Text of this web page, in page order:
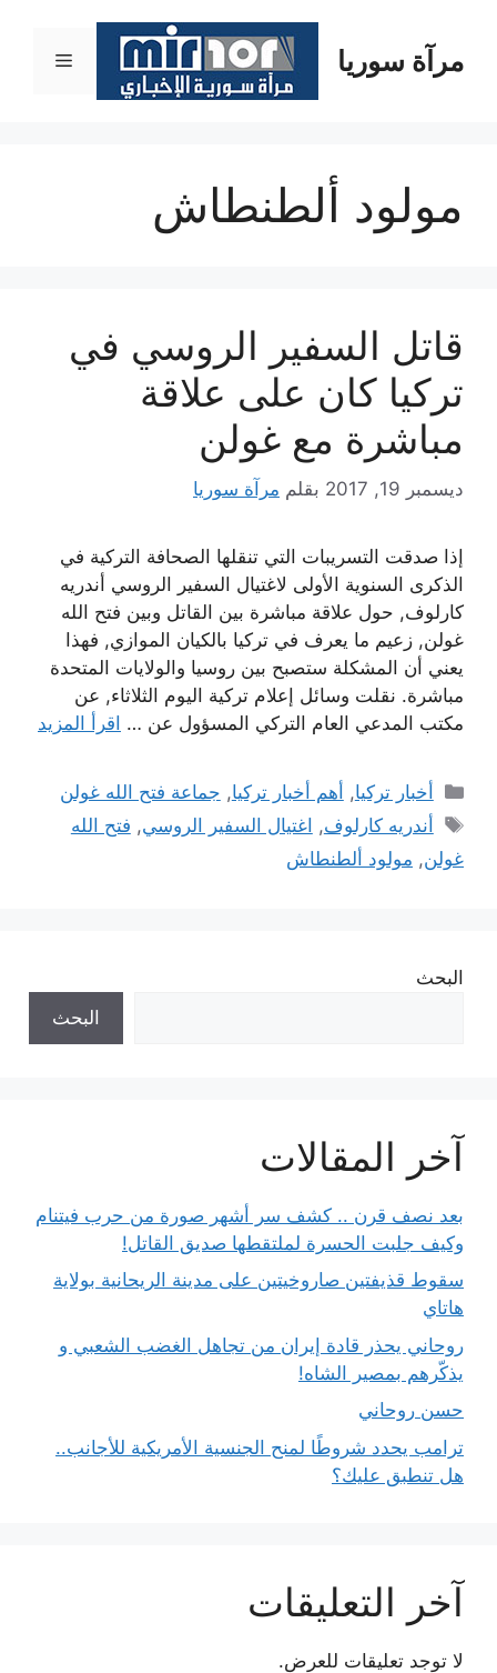
المحتوىمرآة سوريا القائمة
مولود ألطنطاش
قاتل السفير الروسي في
تركيا كان على علاقة
مباشرة مع غولن
ديسمبر 19, 2017 بقلم مرآة سوريا
إذا صدقت التسريبات التي تنقلها الصحافة التركية في
الذكرى السنوية الأولى لاغتيال السفير الروسي أندريه
كارلوف, حول علاقة مباشرة بين القاتل وبين فتح الله
غولن, زعيم ما يعرف في تركيا بالكيان الموازي, فهذا
يعني أن المشكلة ستصبح بين روسيا والولايات المتحدة
مباشرة. نقلت وسائل إعلام تركية اليوم الثلاثاء, عن
مكتب المدعي العام التركي المسؤول عن … اقرأ المزيد
التصنيفات
أخبار تركيا, أهم أخبار تركيا, جماعة فتح الله غولن
الوسوم
أندريه كارلوف, اغتيال السفير الروسي, فتح الله
غولن, مولود ألطنطاش
البحث
البحث
آخر المقالات
بعد نصف قرن .. كشف سر أشهر صورة من حرب فيتنام
وكيف جلبت الحسرة لملتقطها صديق القاتل!
سقوط قذيفتين صاروخيتين على مدينة الريحانية بولاية
هاتاي
روحاني يحذر قادة إيران من تجاهل الغضب الشعبي و
يذكّرهم بمصير الشاه!
حسن روحاني
ترامب يحدد شروطًا لمنح الجنسية الأمريكية للأجانب..
هل تنطبق عليك؟
آخر التعليقات
لا توجد تعليقات للعرض.